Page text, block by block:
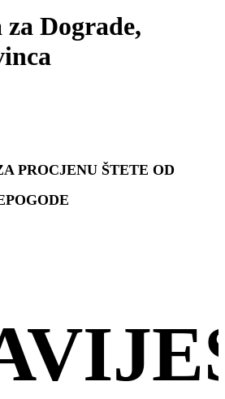
Dograde,
PROCJENU ŠTETE OD